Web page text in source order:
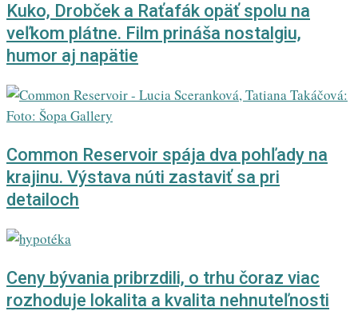
Kuko, Drobček a Raťafák opäť spolu na
veľkom plátne. Film prináša nostalgiu,
humor aj napätie
Common Reservoir spája dva pohľady na
krajinu. Výstava núti zastaviť sa pri
detailoch
Ceny bývania pribrzdili, o trhu čoraz viac
rozhoduje lokalita a kvalita nehnuteľnosti